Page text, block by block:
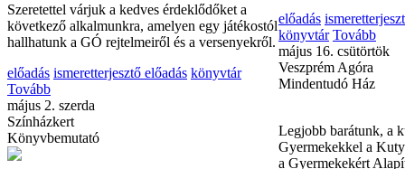
Szeretettel várjuk a kedves érdeklődőket a
következő alkalmunkra, amelyen egy játékostól
hallhatunk a GÓ rejtelmeiről és a versenyekről.
előadás ismeretterjesztő előadás könyvtár
Tovább
május 2. szerda
Színházkert
Könyvbemutató
március 27. szerda
Színházkert
Veszprém Topotéka
előadás
könyvtár Tovább
május 16. csütörtök